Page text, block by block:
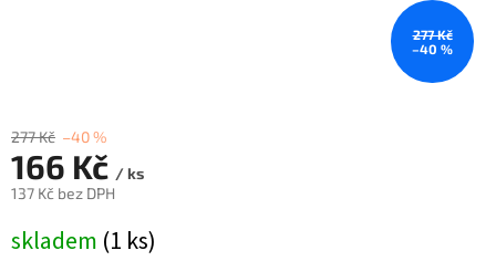
277 Kč
–40 %
277 Kč –40 %
166 Kč / ks
137 Kč bez DPH
cena:
skladem (1 ks)